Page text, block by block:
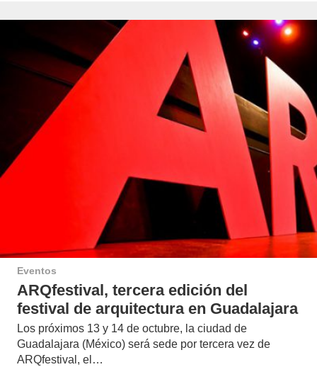
Eventos
ARQfestival, tercera edición del
festival de arquitectura en Guadalajara
Los próximos 13 y 14 de octubre, la ciudad de
Guadalajara (México) será sede por tercera vez de
ARQfestival, el…